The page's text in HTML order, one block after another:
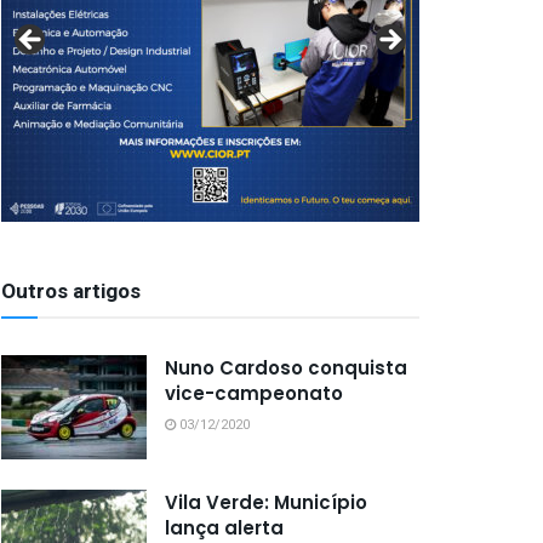
Outros artigos
Nuno Cardoso conquista
vice-campeonato
03/12/2020
Vila Verde: Município
lança alerta